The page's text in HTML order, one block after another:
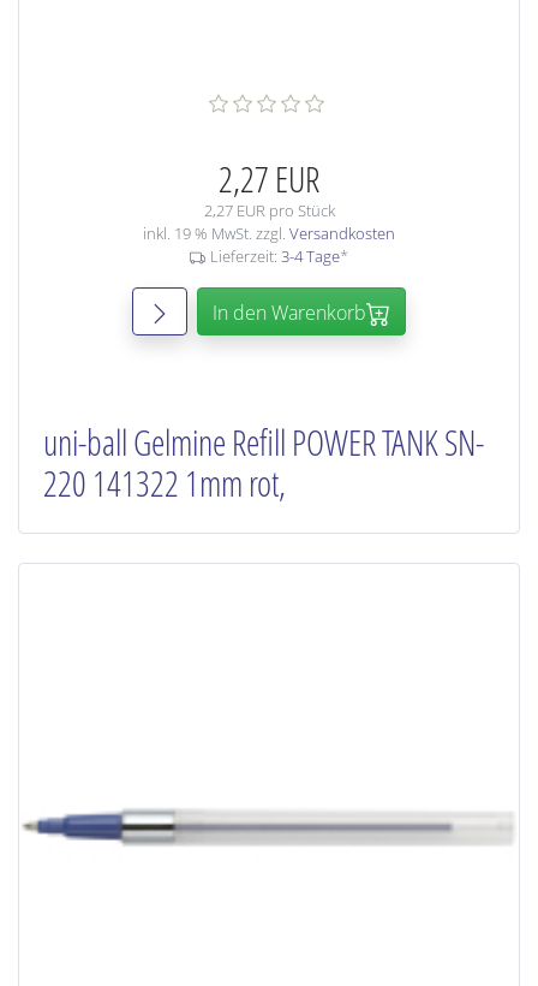
2,27 EUR
2,27 EUR pro Stück
inkl. 19 % MwSt. zzgl. Versandkosten
Lieferzeit: 3-4 Tage*
In den Warenkorb
uni-ball Gelmine Refill POWER TANK SN-
220 141322 1mm rot,